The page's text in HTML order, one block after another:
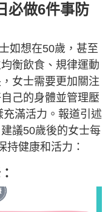
必做6件事防
如想在50歲，甚至
衡飲食、規律運動
女士需要更加關注
己的身體並管理壓
滿活力。報道引述
議50歲後的女士每
持健康和活力：